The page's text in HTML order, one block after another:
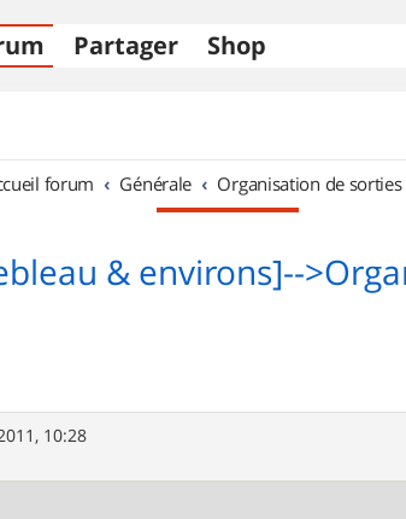
Partager Shop
forum Générale Organisation de
& environs]--
10:28